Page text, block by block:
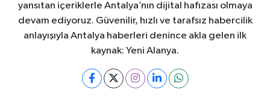
yansıtan içeriklerle Antalya’nın dijital hafızası olmaya
devam ediyoruz. Güvenilir, hızlı ve tarafsız habercilik
anlayışıyla Antalya haberleri denince akla gelen ilk
kaynak: Yeni Alanya.